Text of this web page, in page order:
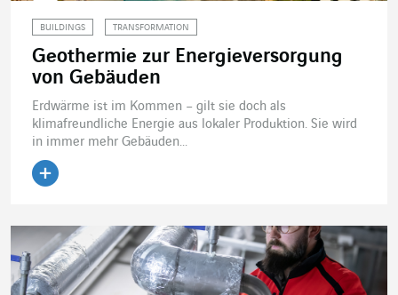
BUILDINGS TRANSFORMATION
Geothermie zur Energieversorgung
von Gebäuden
Erdwärme ist im Kommen – gilt sie doch als
klimafreundliche Energie aus lokaler Produktion. Sie wird
in immer mehr Gebäuden...